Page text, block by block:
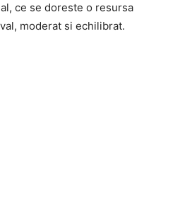
ce se doreste o resursa
moderat si echilibrat.